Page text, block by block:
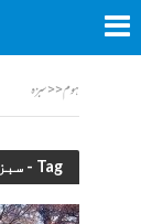
ہوم<<سبزہ
Tag - سبزہ